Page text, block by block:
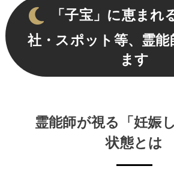
「子宝」に恵まれ
社・スポット等、霊能
ます
霊能師が視る「妊娠
状態とは